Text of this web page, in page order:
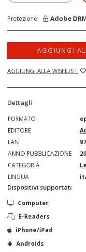
Protezione: Adobe
AGGIUNGI AL
AGGIUNGI ALLA WISHLIST
Dettagli
FORMATO
EDITORE
EAN
ANNO PUBBLICAZIONE
CATEGORIA
LINGUA
Dispositivi supportati
Computer
E-Readers
iPhone/iPad
Androids